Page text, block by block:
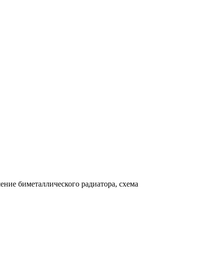
биметаллического радиатора, схема